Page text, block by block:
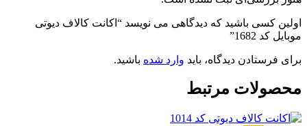
اولین کسی باشید که دیدگاهی می نویسد “اکانت کالاف دیوتی
موبایل کد 1682”
برای فرستادن دیدگاه، باید وارد شده باشید.
محصولات مرتبط